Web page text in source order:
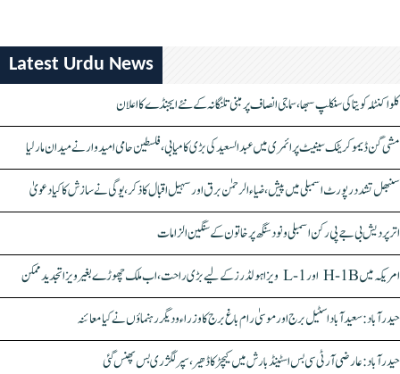
Latest Urdu News
کلواکنٹلہ کویتا کی سنکلپ سبھا، سماجی انصاف پر مبنی تلنگانہ کے نئے ایجنڈے کا اعلان
مشی گن ڈیموکریٹک سینیٹ پرائمری میں عبدالسعید کی بڑی کامیابی، فلسطین حامی امیدوار نے میدان مار لیا
سنبھل تشدد رپورٹ اسمبلی میں پیش، ضیاء الرحمٰن برق اور سہیل اقبال کا ذکر، یوگی نے سازش کا کیا دعویٰ
اتر پردیش بی جے پی رکن اسمبلی ونود سنگھ پر خاتون کے سنگین الزامات
امریکہ میں H-1B اور L-1 ویزا ہولڈرز کے لیے بڑی راحت، اب ملک چھوڑے بغیر ویزا تجدید ممکن
حیدرآباد: سعیدآباد اسٹیل برج اور موسیٰ رام باغ برج کا وزراء و دیگر رہنماؤں نے کیا معائنہ
حیدرآباد: عارضی آر ٹی سی بس اسٹینڈ بارش میں کیچڑ کا ڈھیر، سپر لگژری بس پھنس گئی